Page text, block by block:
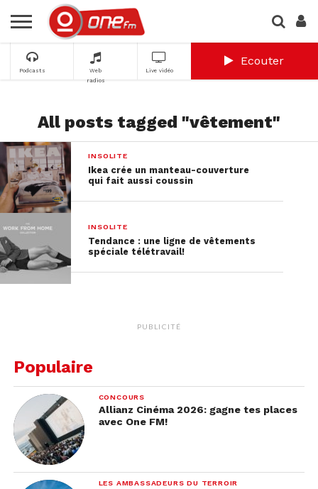
Podcasts
Web
radios
Live vidéo
Ecouter
All posts tagged "vêtement"
INSOLITE
Ikea crée un manteau-couverture
qui fait aussi coussin
INSOLITE
Tendance : une ligne de vêtements
spéciale télétravail!
PUBLICITÉ
Populaire
CONCOURS
Allianz Cinéma 2026: gagne tes places
avec One FM!
LES AMBASSADEURS DU TERROIR